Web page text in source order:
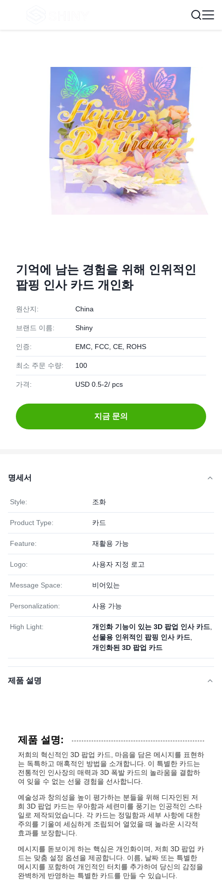
기억에 남는 경험을 위해 인위적인
팝핑 인사 카드 개인화
원산지: China
브랜드 이름: Shiny
인증: EMC, FCC, CE, ROHS
최소 주문 수량: 100
가격: USD 0.5-2/ pcs
지금 문의
명세서
Style: 조화
Product Type: 카드
Feature: 재활용 가능
Logo: 사용자 지정 로고
Message Space: 비어있는
Personalization: 사용 가능
High Light: 개인화 기능이 있는 3D 팝업 인사 카드
선물용 인위적인 팝핑 인사 카드
개인화된 3D 팝업 카드
제품 설명
제품 설명:
저희의 혁신적인 3D 팝업 카드, 마음을 담은 메시지를 표현하
는 독특하고 매혹적인 방법을 소개합니다. 이 특별한 카드는
전통적인 인사장의 매력과 3D 폭발 카드의 놀라움을 결합하
여 잊을 수 없는 선물 경험을 선사합니다.
예술성과 창의성을 높이 평가하는 분들을 위해 디자인된 저
희 3D 팝업 카드는 우아함과 세련미를 풍기는 인공적인 스타
일로 제작되었습니다. 각 카드는 정밀함과 세부 사항에 대한
주의를 기울여 세심하게 조립되어 열었을 때 놀라운 시각적
효과를 보장합니다.
메시지를 돋보이게 하는 핵심은 개인화이며, 저희 3D 팝업 카
드는 맞춤 설정 옵션을 제공합니다. 이름, 날짜 또는 특별한
메시지를 포함하여 개인적인 터치를 추가하여 당신의 감정을
완벽하게 반영하는 특별한 카드를 만들 수 있습니다.